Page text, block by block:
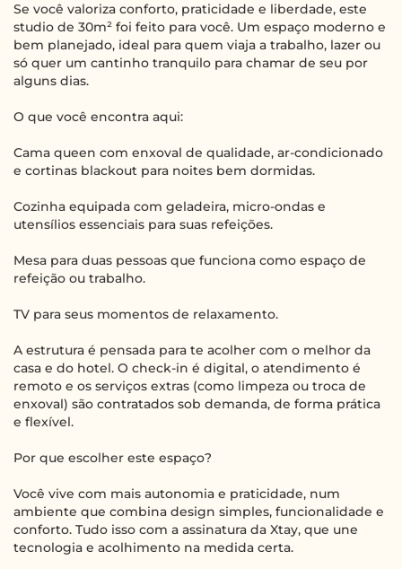
Se você valoriza conforto, praticidade e liberdade, este
studio de 30m² foi feito para você. Um espaço moderno e
bem planejado, ideal para quem viaja a trabalho, lazer ou
só quer um cantinho tranquilo para chamar de seu por
alguns dias.
O que você encontra aqui:
Cama queen com enxoval de qualidade, ar-condicionado
e cortinas blackout para noites bem dormidas.
Cozinha equipada com geladeira, micro-ondas e
utensílios essenciais para suas refeições.
Mesa para duas pessoas que funciona como espaço de
refeição ou trabalho.
TV para seus momentos de relaxamento.
A estrutura é pensada para te acolher com o melhor da
casa e do hotel. O check-in é digital, o atendimento é
remoto e os serviços extras (como limpeza ou troca de
enxoval) são contratados sob demanda, de forma prática
e flexível.
Por que escolher este espaço?
Você vive com mais autonomia e praticidade, num
ambiente que combina design simples, funcionalidade e
conforto. Tudo isso com a assinatura da Xtay, que une
tecnologia e acolhimento na medida certa.